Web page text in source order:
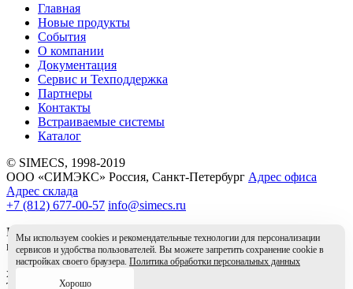
Главная
Новые продукты
События
О компании
Документация
Сервис и Техподдержка
Партнеры
Контакты
Встраиваемые системы
Каталог
© SIMECS, 1998-2019
ООО «СИМЭКС» Россия, Санкт-Петербург Адрес офиса
Адрес склада
+7 (812) 677-00-57 info@simecs.ru
Вся информация на данном сайте носит справочный характер
и не является публичной офертой.
x
Мы используем cookies и рекомендательные технологии для персонализации
сервисов и удобства пользователей. Вы можете запретить сохранение cookie в
настройках своего браузера. Политика обработки персональных данных
Хорошо